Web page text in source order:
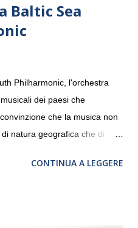
Baltic Sea
Philharmonic, l'orchestra
dei paesi che
che la musica non
natura geografica che di
in Germania, e toccherà, in
CONTINUA A LEGGERE